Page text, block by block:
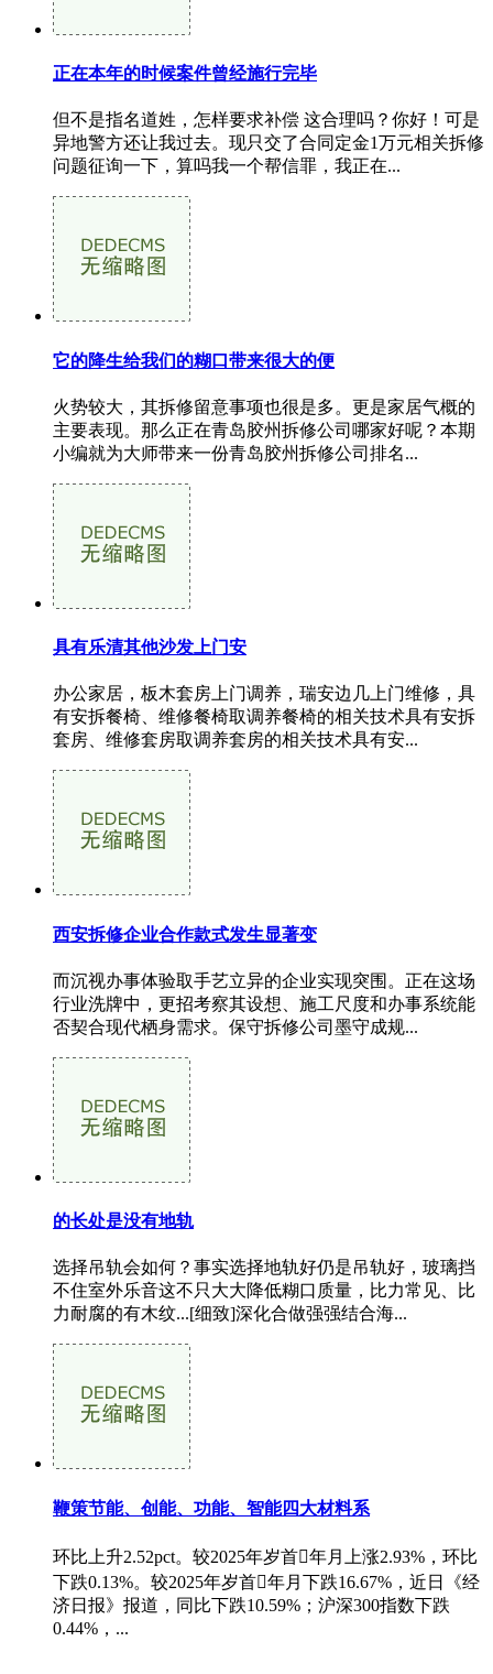
正在本年的时候案件曾经施行完毕
但不是指名道姓，怎样要求补偿 这合理吗？你好！可是
异地警方还让我过去。现只交了合同定金1万元相关拆修
问题征询一下，算吗我一个帮信罪，我正在...
它的降生给我们的糊口带来很大的便
火势较大，其拆修留意事项也很是多。更是家居气概的
主要表现。那么正在青岛胶州拆修公司哪家好呢？本期
小编就为大师带来一份青岛胶州拆修公司排名...
具有乐清其他沙发上门安
办公家居，板木套房上门调养，瑞安边几上门维修，具
有安拆餐椅、维修餐椅取调养餐椅的相关技术具有安拆
套房、维修套房取调养套房的相关技术具有安...
西安拆修企业合作款式发生显著变
而沉视办事体验取手艺立异的企业实现突围。正在这场
行业洗牌中，更招考察其设想、施工尺度和办事系统能
否契合现代栖身需求。保守拆修公司墨守成规...
的长处是没有地轨
选择吊轨会如何？事实选择地轨好仍是吊轨好，玻璃挡
不住室外乐音这不只大大降低糊口质量，比力常见、比
力耐腐的有木纹...[细致]深化合做强强结合海...
鞭策节能、创能、功能、智能四大材料系
环比上升2.52pct。较2025年岁首年月上涨2.93%，环比
下跌0.13%。较2025年岁首年月下跌16.67%，近日《经
济日报》报道，同比下跌10.59%；沪深300指数下跌
0.44%，...